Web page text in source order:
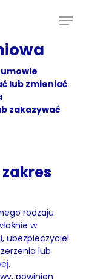
lub zmieniać
zakazywać
rodzaju
w
ubezpieczyciel
lub
.
powinien